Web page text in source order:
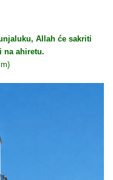
Allah će sakriti
na ahiretu.